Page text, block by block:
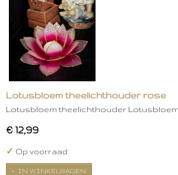
Lotusbloem theelichthouder rose
Lotusbloem theelichthouder
€ 12,99
✓ Op voorraad
IN WINKELWAGEN